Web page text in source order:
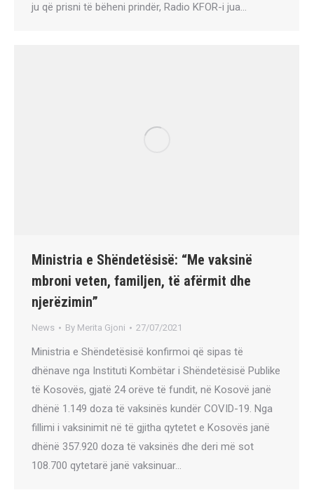
ju që prisni të bëheni prindër, Radio KFOR-i jua…
Ministria e Shëndetësisë: “Me vaksinë
mbroni veten, familjen, të afërmit dhe
njerëzimin”
News By Merita Gjoni 27/07/2021
Ministria e Shëndetësisë konfirmoi që sipas të
dhënave nga Instituti Kombëtar i Shëndetësisë Publike
të Kosovës, gjatë 24 orëve të fundit, në Kosovë janë
dhënë 1.149 doza të vaksinës kundër COVID-19. Nga
fillimi i vaksinimit në të gjitha qytetet e Kosovës janë
dhënë 357.920 doza të vaksinës dhe deri më sot
108.700 qytetarë janë vaksinuar…